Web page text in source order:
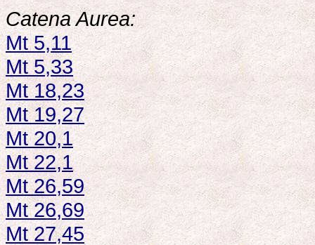
Catena Aurea:
Mt 5,11
Mt 5,33
Mt 18,23
Mt 19,27
Mt 20,1
Mt 22,1
Mt 26,59
Mt 26,69
Mt 27,45